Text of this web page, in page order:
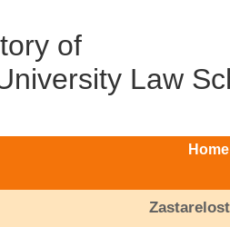
of
Law
Home